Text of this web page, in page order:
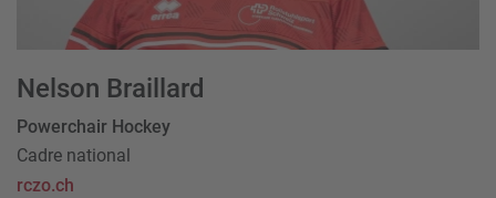
Nelson Braillard
Powerchair Hockey
Cadre national
rczo.ch